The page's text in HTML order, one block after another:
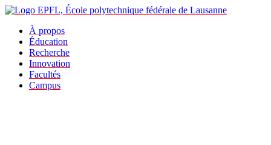
À propos
Éducation
Recherche
Innovation
Facultés
Campus